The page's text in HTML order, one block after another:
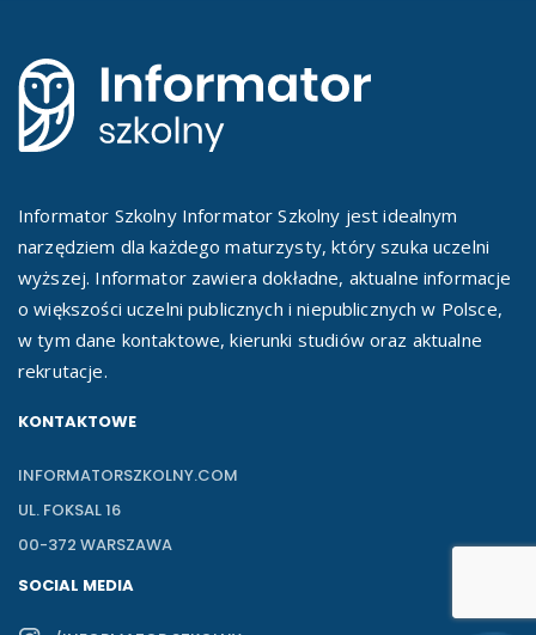
Informator Szkolny Informator Szkolny jest idealnym
narzędziem dla każdego maturzysty, który szuka uczelni
wyższej. Informator zawiera dokładne, aktualne informacje
o większości uczelni publicznych i niepublicznych w Polsce,
w tym dane kontaktowe, kierunki studiów oraz aktualne
rekrutacje.
KONTAKTOWE
INFORMATORSZKOLNY.COM
UL. FOKSAL 16
00-372 WARSZAWA
SOCIAL MEDIA